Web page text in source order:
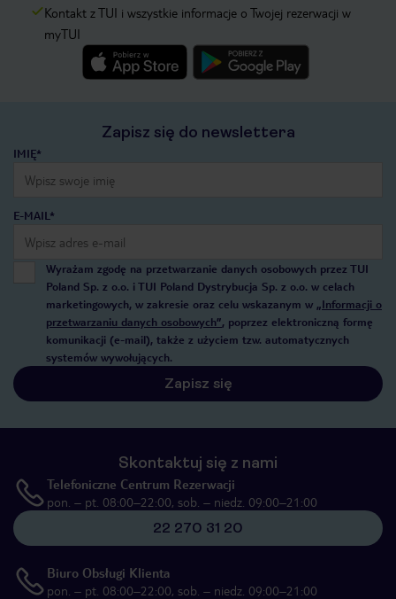
Kontakt z TUI i wszystkie informacje o Twojej rezerwacji w
myTUI
Zapisz się do newslettera
IMIĘ*
E-MAIL*
Wyrażam zgodę na przetwarzanie danych osobowych przez TUI
Poland Sp. z o.o. i TUI Poland Dystrybucja Sp. z o.o. w celach
marketingowych, w zakresie oraz celu wskazanym w „Informacji o
przetwarzaniu danych osobowych”, poprzez elektroniczną formę
komunikacji (e-mail), także z użyciem tzw. automatycznych
systemów wywołujących.
Zapisz się
Skontaktuj się z nami
Telefoniczne Centrum Rezerwacji
pon. – pt. 08:00–22:00, sob. – niedz. 09:00–21:00
22 270 31 20
Biuro Obsługi Klienta
pon. – pt. 08:00–22:00, sob. – niedz. 09:00–21:00